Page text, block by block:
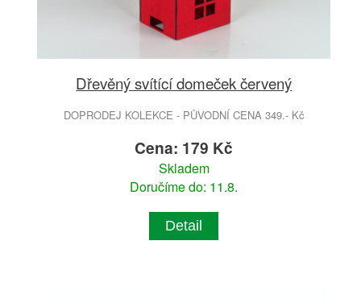
Dřevěný svítící domeček červený
DOPRODEJ KOLEKCE - PŮVODNÍ CENA 349.- Kč
Cena: 179 Kč
Skladem
Doručíme do: 11.8.
Detail